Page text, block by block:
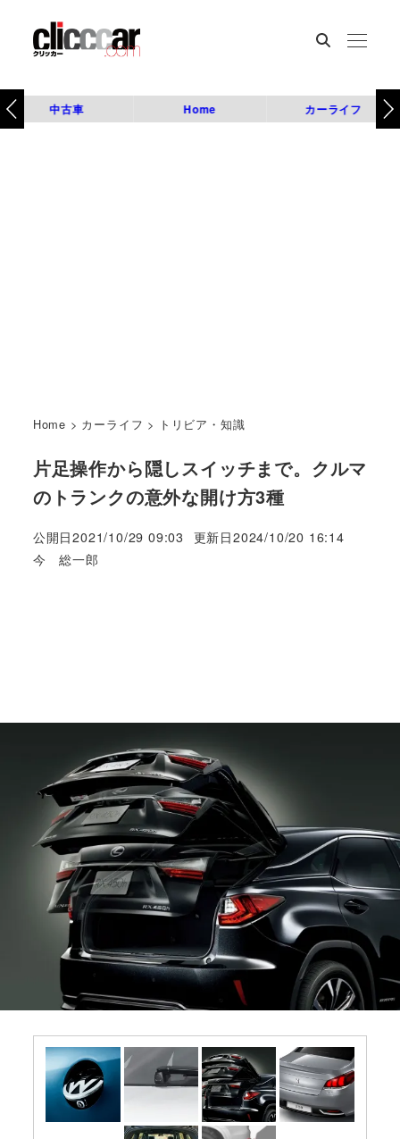
中古車 Home カーライフ
Home > カーライフ > トリビア・知識
片足操作から隠しスイッチまで。クルマ
のトランクの意外な開け方3種
公開日2021/10/29 09:03 更新日2024/10/20 16:14
著
今 総一郎